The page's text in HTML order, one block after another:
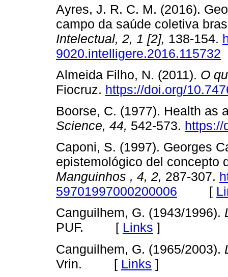
Ayres, J. R. C. M. (2016).
campo da saúde coletiva
Intelectual, 2, 1 [2], 138-154.
9020.intelligere.2016.115732
Almeida Filho, N. (2011). O
Fiocruz. https://doi.org/
Boorse, C. (1977). Health as
Science, 44, 542-573. https://
Caponi, S. (1997). Georges
epistemológico del concepto
Manguinhos , 4, 2, 287-307.
59701997000200006 [
Canguilhem, G. (1943/1996).
PUF. [ Links ]
Canguilhem, G. (1965/2003).
Vrin. [ Links ]